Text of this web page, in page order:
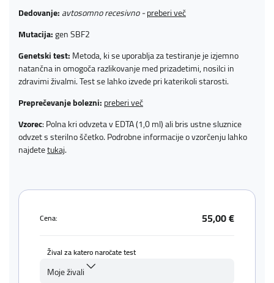
Dedovanje:avtosomnorecesivno -preberi več
Mutacija:gen SBF2
Genetski test:Metoda, ki se uporablja za testiranje je izjemno
natančna in omogoča razlikovanje med prizadetimi, nosilci in
zdravimi živalmi. Test se lahko izvede pri katerikoli starosti.
Preprečevanje bolezni:preberi več
Vzorec: Polna kri odvzeta v EDTA (1,0 ml) ali bris ustne sluznice
odvzet s sterilno ščetko. Podrobne informacije o vzorčenju lahko
najdetetukaj.
Cena: 55,00 €
Žival za katero naročate test
Moje živali